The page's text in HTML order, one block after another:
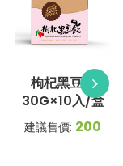
枸杞黑豆飲
30G×10入/盒
建議售價: 200